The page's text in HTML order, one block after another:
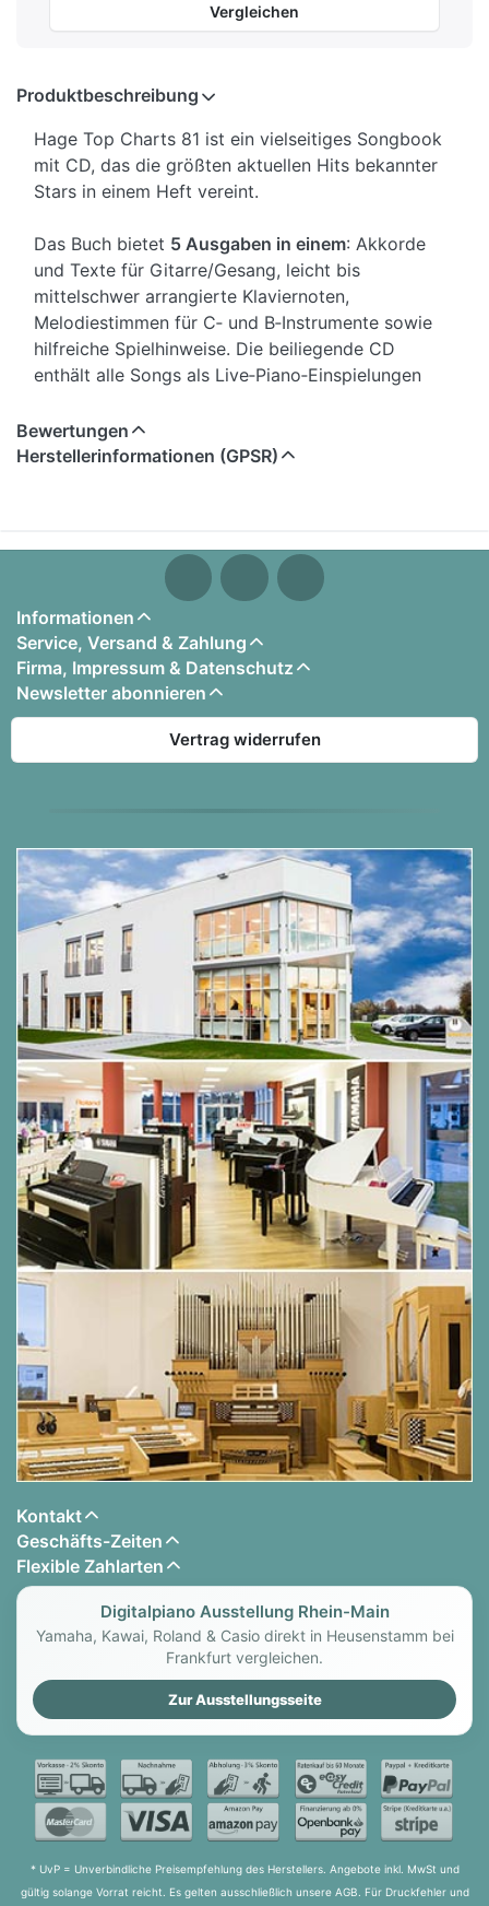
Vergleichen
Produktbeschreibung
Hage Top Charts 81 ist ein vielseitiges Songbook
mit CD, das die größten aktuellen Hits bekannter
Stars in einem Heft vereint.
Das Buch bietet 5 Ausgaben in einem: Akkorde
und Texte für Gitarre/Gesang, leicht bis
mittelschwer arrangierte Klaviernoten,
Melodiestimmen für C‑ und B‑Instrumente sowie
hilfreiche Spielhinweise. Die beiliegende CD
enthält alle Songs als Live‑Piano‑Einspielungen
Inhaltsangabe:
3. Ed Sheeran - Shape Of You
4. Ed Sheeran - Castle On The Hill
5. Clean Bandit Feat. Sean Paul & Anne-Marie -
Rockabye
6. Welshly Arms - Legendary
Bewertungen
Herstellerinformationen (GPSR)
Informationen
Service, Versand & Zahlung
Firma, Impressum & Datenschutz
Newsletter abonnieren
Vertrag widerrufen
Kontakt
Geschäfts-Zeiten
Flexible Zahlarten
Digitalpiano Ausstellung Rhein-Main
Yamaha, Kawai, Roland & Casio direkt in Heusenstamm bei
Frankfurt vergleichen.
Zur Ausstellungsseite
* UvP = Unverbindliche Preisempfehlung des Herstellers. Angebote inkl. MwSt und
gültig solange Vorrat reicht. Es gelten ausschließlich unsere AGB. Für Druckfehler und